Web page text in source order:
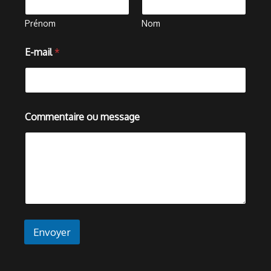
i
l
u
*
Prénom Nom
E-mail *
Commentaire ou message
Envoyer